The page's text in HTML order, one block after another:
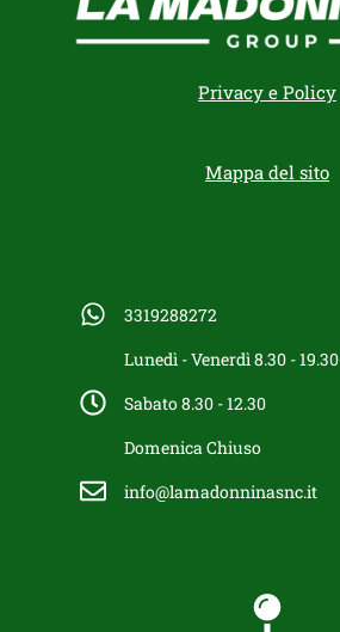
Privacy e Policy
Mappa del sito
3319288272
Lunedì - Venerdì 8.30 - 19.30
Sabato 8.30 - 12.30
Domenica Chiuso
info@lamadonninasnc.it